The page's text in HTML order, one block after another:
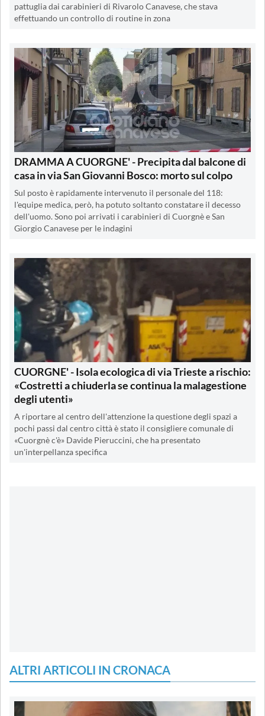
pattuglia dai carabinieri di Rivarolo Canavese, che stava
effettuando un controllo di routine in zona
DRAMMA A CUORGNE' - Precipita dal balcone di
casa in via San Giovanni Bosco: morto sul colpo
Sul posto è rapidamente intervenuto il personale del 118:
l'equipe medica, però, ha potuto soltanto constatare il decesso
dell'uomo. Sono poi arrivati i carabinieri di Cuorgnè e San
Giorgio Canavese per le indagini
CUORGNE' - Isola ecologica di via Trieste a rischio:
«Costretti a chiuderla se continua la malagestione
degli utenti»
A riportare al centro dell'attenzione la questione degli spazi a
pochi passi dal centro città è stato il consigliere comunale di
«Cuorgnè c'è» Davide Pieruccini, che ha presentato
un'interpellanza specifica
ALTRI ARTICOLI IN CRONACA